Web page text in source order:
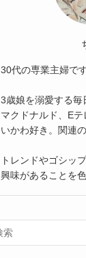
30代の専業主婦です
3歳娘を溺愛する毎
マクドナルド、E
いかわ好き。関連
トレンドやゴシッ
興味があることを